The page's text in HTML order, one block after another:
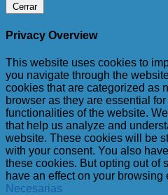
Cerrar
Privacy Overview
This website uses cookies to
you navigate through the
cookies that are categorized as
browser as they are essential
functionalities of the website.
that help us analyze and
website. These cookies will be
with your consent. You also
these cookies. But opting out of
have an effect on your browsing
Necesarias